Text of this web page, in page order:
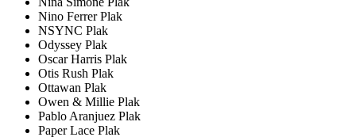
Nino Ferrer Plak
NSYNC Plak
Odyssey Plak
Oscar Harris Plak
Otis Rush Plak
Ottawan Plak
Owen & Millie Plak
Pablo Aranjuez Plak
Paper Lace Plak